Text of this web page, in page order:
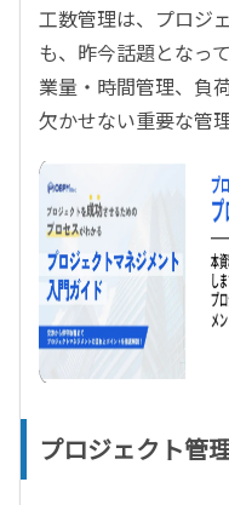
工数管理は、プロジ
も、昨今話題となっ
業量・時間管理、負
欠かせない重要な管
プロジェクト管